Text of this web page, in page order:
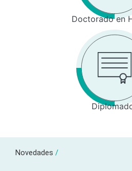
Doctorado en
Novedades /